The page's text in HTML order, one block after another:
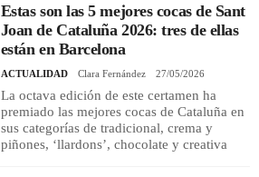
Estas son las 5 mejores cocas de Sant
Joan de Cataluña 2026: tres de ellas
están en Barcelona
ACTUALIDAD Clara Fernández 27/05/2026
La octava edición de este certamen ha
premiado las mejores cocas de Cataluña en
sus categorías de tradicional, crema y
piñones, ‘llardons’, chocolate y creativa